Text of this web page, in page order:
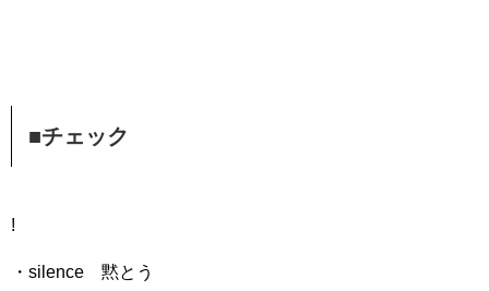
■チェック
!
・silence 黙とう